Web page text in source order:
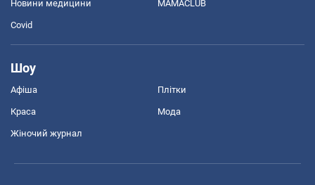
Новини медицини MAMACLUB
Covid
Шоу
Афіша Плітки
Краса Мода
Жіночий журнал